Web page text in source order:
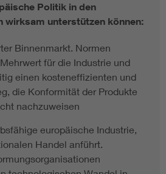
Politik in den
wirksam unterstützen können:
Binnenmarkt. Normen
für die Industrie und
einen kosteneffizienten und
die Konformität der Produkte
nachzuweisen
europäische Industrie,
Handel anführt.